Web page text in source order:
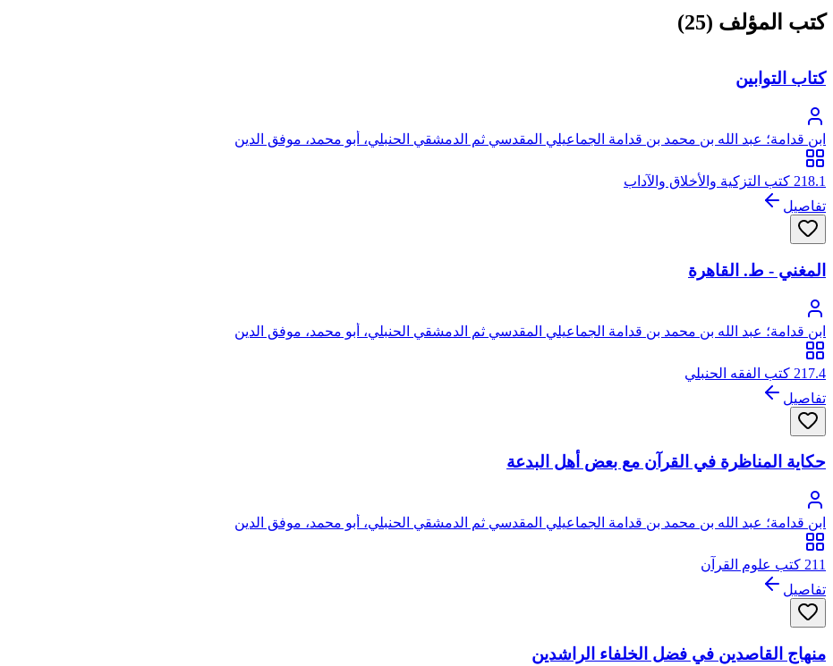
كتب المؤلف (25)
كتاب التوابين
ابن قدامة؛ عبد الله بن محمد بن قدامة الجماعيلي المقدسي ثم الدمشقي الحنبلي، أبو محمد، موفق الدين
218.1 كتب التزكية والأخلاق والآداب
تفاصيل
المغني - ط. القاهرة
ابن قدامة؛ عبد الله بن محمد بن قدامة الجماعيلي المقدسي ثم الدمشقي الحنبلي، أبو محمد، موفق الدين
217.4 كتب الفقه الحنبلي
تفاصيل
حكاية المناظرة في القرآن مع بعض أهل البدعة
ابن قدامة؛ عبد الله بن محمد بن قدامة الجماعيلي المقدسي ثم الدمشقي الحنبلي، أبو محمد، موفق الدين
211 كتب علوم القرآن
تفاصيل
منهاج القاصدين في فضل الخلفاء الراشدين